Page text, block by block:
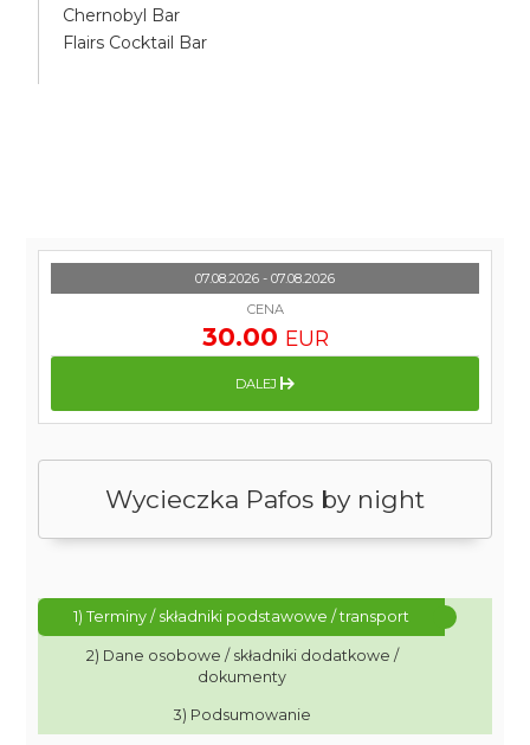
Chernobyl Bar
Flairs Cocktail Bar
Wycieczka Pafos by night
1) Terminy / składniki podstawowe / transport
2) Dane osobowe / składniki dodatkowe /
dokumenty
3) Podsumowanie
07.08.2026 - 07.08.2026
CENA
30.00 EUR
DALEJ